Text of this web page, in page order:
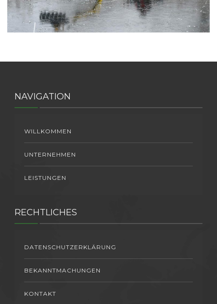
NAVIGATION
WILLKOMMEN
UNTERNEHMEN
LEISTUNGEN
RECHTLICHES
DATENSCHUTZERKLÄRUNG
BEKANNTMACHUNGEN
KONTAKT